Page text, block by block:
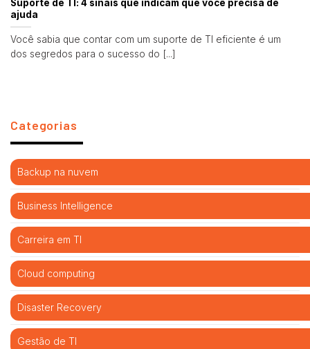
Suporte de TI: 4 sinais que indicam que você precisa de
ajuda
Você sabia que contar com um suporte de TI eficiente é um
dos segredos para o sucesso do [...]
Categorias
Backup na nuvem
Business Intelligence
Carreira em TI
Cloud computing
Disaster Recovery
Gestão de TI